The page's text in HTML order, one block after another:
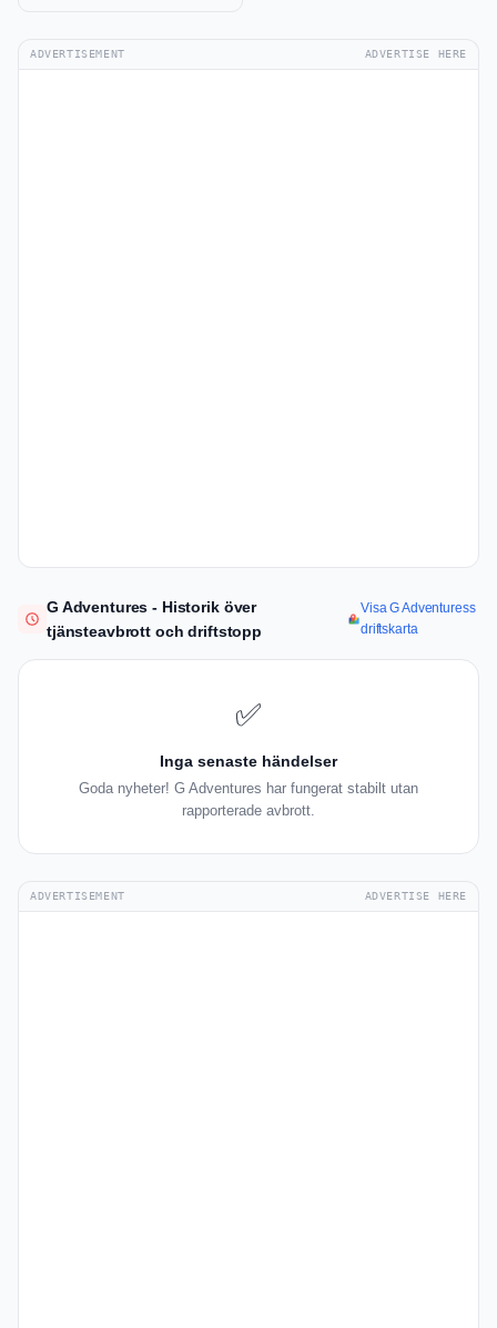
ADVERTISEMENT ADVERTISE HERE
G Adventures - Historik över
tjänsteavbrott och driftstopp
Visa G Adventuress
driftskarta
✅
Inga senaste händelser
Goda nyheter! G Adventures har fungerat stabilt utan
rapporterade avbrott.
ADVERTISEMENT ADVERTISE HERE